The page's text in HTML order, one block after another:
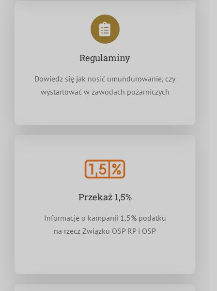
Regulaminy
Dowiedz się jak nosić umundurowanie, czy
wystartować w zawodach pożarniczych
Przekaż 1,5%
Informacje o kampanii 1,5% podatku
na rzecz Związku OSP RP i OSP